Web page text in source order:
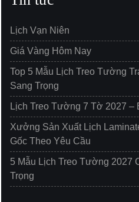
Lịch Vạn Niên
Giá Vàng Hôm Nay
Top 5 Mẫu Lịch Treo Tường
Sang Trọng
Lịch Treo Tường 7 Tờ 2027
Xưởng Sản Xuất Lịch
Gốc Theo Yêu Cầu
5 Mẫu Lịch Treo Tường 2027
Trọng